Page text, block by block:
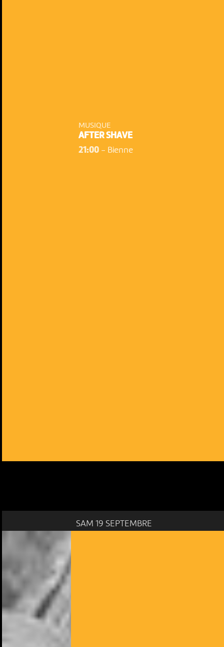
MUSIQUE
AFTER SHAVE
21:00- Bienne
SAM 19 SEPTEMBRE